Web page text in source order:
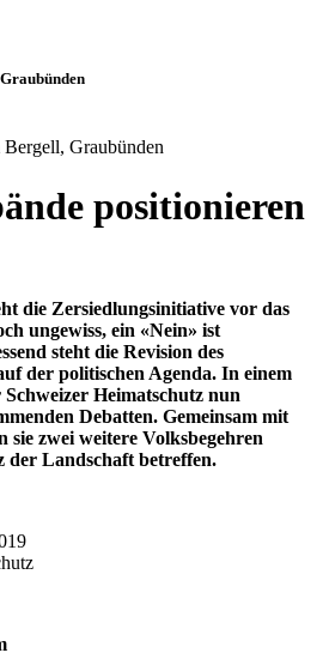
Graubünden
positionieren
die Zersiedlungsinitiative vor das
ungewiss, ein «Nein» ist
steht die Revision des
der politischen Agenda. In einem
Heimatschutz nun
Debatten. Gemeinsam mit
sie zwei weitere Volksbegehren
der Landschaft betreffen.